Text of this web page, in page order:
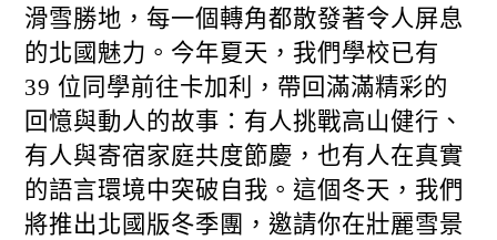
滑雪勝地，每一個轉角都散發著令人屏息
的北國魅力。今年夏天，我們學校已有
39 位同學前往卡加利，帶回滿滿精彩的
回憶與動人的故事：有人挑戰高山健行、
有人與寄宿家庭共度節慶，也有人在真實
的語言環境中突破自我。這個冬天，我們
將推出北國版冬季團，邀請你在壯麗雪景